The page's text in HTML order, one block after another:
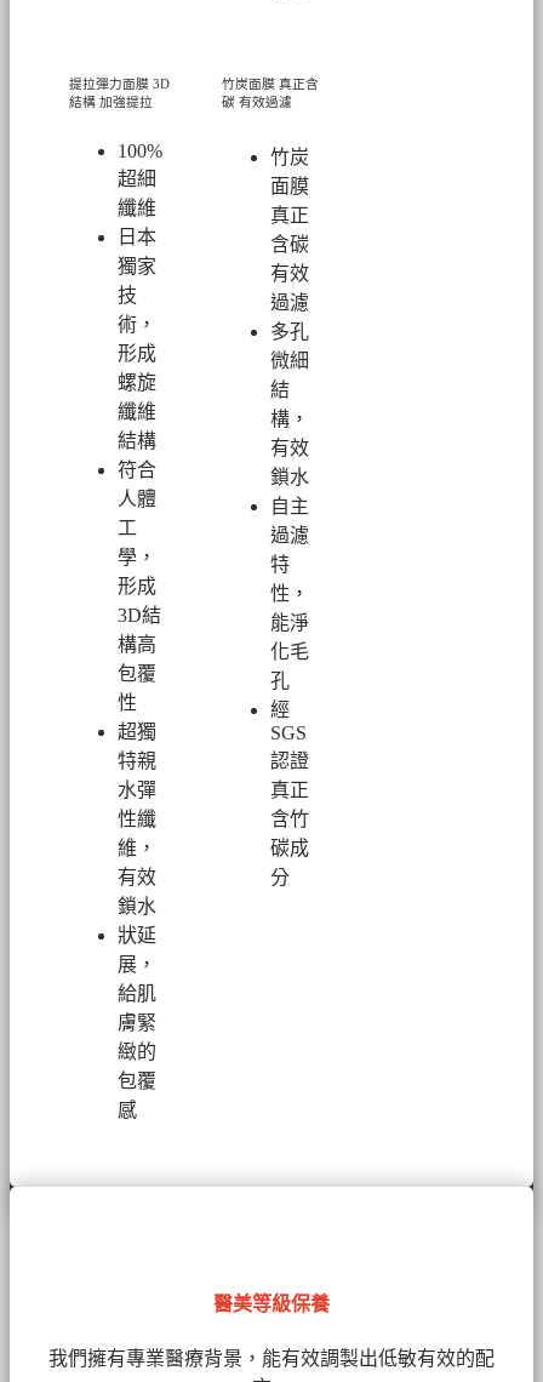
提拉彈力面膜 3D
結構 加強提拉
100%
超細
纖維
日本
獨家
技
術，
形成
螺旋
纖維
結構
符合
人體
工
學，
形成
3D結
構高
包覆
性
超獨
特親
水彈
性纖
維，
有效
鎖水
狀延
展，
給肌
膚緊
緻的
包覆
感
竹炭面膜 真正含
碳 有效過濾
竹炭
面膜
真正
含碳
有效
過濾
多孔
微細
結
構，
有效
鎖水
自主
過濾
特
性，
能淨
化毛
孔
經
SGS
認證
真正
含竹
碳成
分
醫美等級保養
我們擁有專業醫療背景，能有效調製出低敏有效的配